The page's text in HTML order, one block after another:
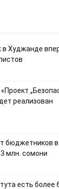
в Худжанде
реализован
бюджетников в
млн. сомони
есть более